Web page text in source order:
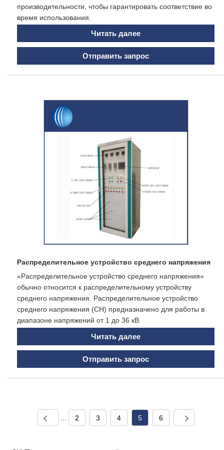
производительности, чтобы гарантировать соответствие во
время использования.
Читать далее
Отправить запрос
Распределительное устройство среднего напряжения
«Распределительное устройство среднего напряжения»
обычно относится к распределительному устройству
среднего напряжения. Распределительное устройство
среднего напряжения (СН) предназначено для работы в
диапазоне напряжений от 1 до 36 кВ.
Читать далее
Отправить запрос
... 2 3 4 5 6